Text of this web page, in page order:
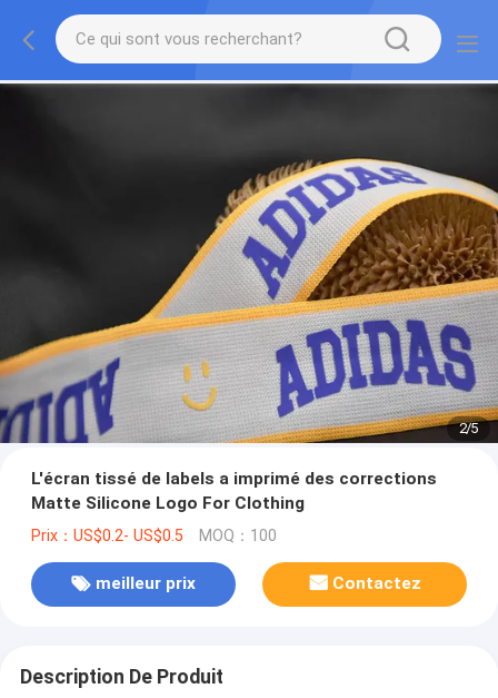
2/5
L'écran tissé de labels a imprimé des corrections
Matte Silicone Logo For Clothing
Prix：US$0.2- US$0.5 MOQ：100
meilleur prix Contactez
Description De Produit